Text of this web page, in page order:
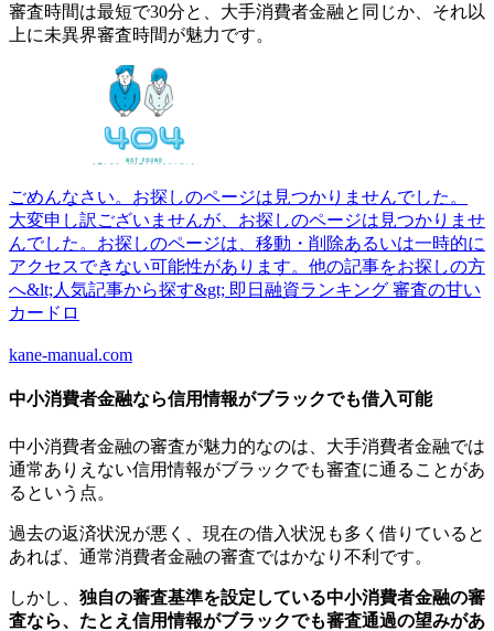
審査時間は最短で30分と、大手消費者金融と同じか、それ以
上に未異界審査時間が魅力です。
ごめんなさい。お探しのページは見つかりませんでした。
大変申し訳ございませんが、お探しのページは見つかりませ
んでした。お探しのページは、移動・削除あるいは一時的に
アクセスできない可能性があります。他の記事をお探しの方
へ&lt;人気記事から探す&gt; 即日融資ランキング 審査の甘い
カードロ
kane-manual.com
中小消費者金融なら信用情報がブラックでも借入可能
中小消費者金融の審査が魅力的なのは、大手消費者金融では
通常ありえない信用情報がブラックでも審査に通ることがあ
るという点。
過去の返済状況が悪く、現在の借入状況も多く借りていると
あれば、通常消費者金融の審査ではかなり不利です。
しかし、 独自の審査基準を設定している中小消費者金融の審
査なら、たとえ信用情報がブラックでも審査通過の望みがあ